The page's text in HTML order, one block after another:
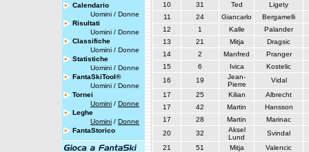
Calendario
Uomini / Donne
Risultati
Uomini / Donne
Classifiche
Uomini / Donne
Statistiche
Uomini / Donne
FantaSkiTool®
Uomini / Donne
Tornei
Uomini / Donne
Leghe
Uomini / Donne
FantaStorico
10
31 Ted
Ligety
11
24 Giancarlo
Bergamelli
12
1 Kalle
Palander
13
21 Mitja
Dragsic
14
2 Manfred
Pranger
15
6 Ivica
Kostelic
16
19
Jean-
Pierre
Vidal
17
25 Kilian
Albrecht
17
42 Martin
Hansson
17
28 Martin
Marinac
20
32
Aksel
Lund
Svindal
21
51 Mitja
Valencic